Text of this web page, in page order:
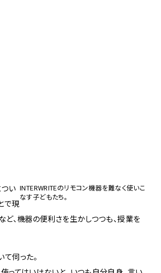
INTERWRITEのリモコン機器を難なく使いこ
なす子どもたち。
い
で現
ど、機器の便利さを生かしつつも、授業を
伺った。